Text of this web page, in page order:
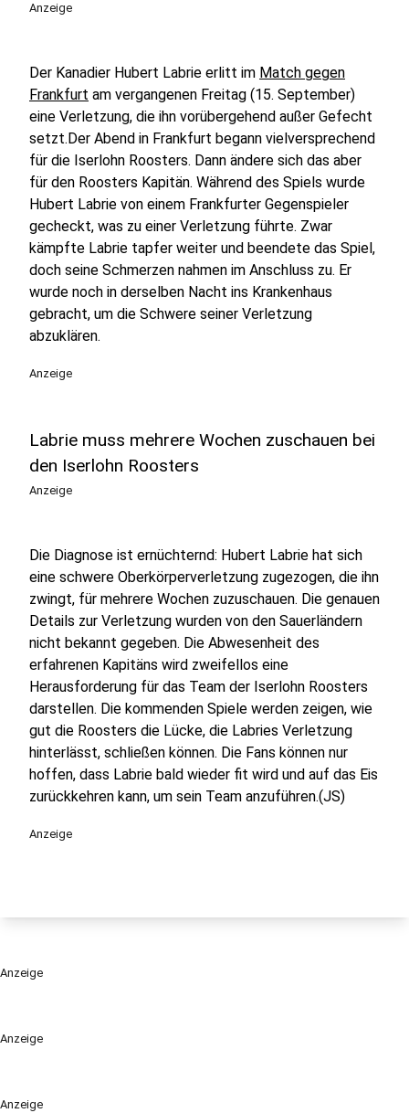
Anzeige
Anzeige
Anzeige
Der Kanadier Hubert Labrie erlitt im Match gegen
Frankfurt am vergangenen Freitag (15. September)
eine Verletzung, die ihn vorübergehend außer Gefecht
setzt.Der Abend in Frankfurt begann vielversprechend
für die Iserlohn Roosters. Dann ändere sich das aber
für den Roosters Kapitän. Während des Spiels wurde
Hubert Labrie von einem Frankfurter Gegenspieler
gecheckt, was zu einer Verletzung führte. Zwar
kämpfte Labrie tapfer weiter und beendete das Spiel,
doch seine Schmerzen nahmen im Anschluss zu. Er
wurde noch in derselben Nacht ins Krankenhaus
gebracht, um die Schwere seiner Verletzung
abzuklären.
Anzeige
Labrie muss mehrere Wochen zuschauen bei
den Iserlohn Roosters
Anzeige
Die Diagnose ist ernüchternd: Hubert Labrie hat sich
eine schwere Oberkörperverletzung zugezogen, die ihn
zwingt, für mehrere Wochen zuzuschauen. Die genauen
Details zur Verletzung wurden von den Sauerländern
nicht bekannt gegeben. Die Abwesenheit des
erfahrenen Kapitäns wird zweifellos eine
Herausforderung für das Team der Iserlohn Roosters
darstellen. Die kommenden Spiele werden zeigen, wie
gut die Roosters die Lücke, die Labries Verletzung
hinterlässt, schließen können. Die Fans können nur
hoffen, dass Labrie bald wieder fit wird und auf das Eis
zurückkehren kann, um sein Team anzuführen.(JS)
Anzeige
Anzeige